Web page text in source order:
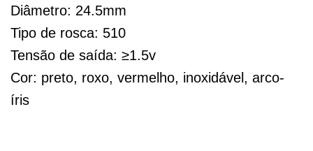
Diâmetro: 24.5mm
Tipo de rosca: 510
Tensão de saída: ≥1.5v
Cor: preto, roxo, vermelho, inoxidável, arco-
íris